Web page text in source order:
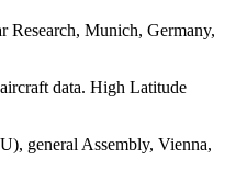
Research, Munich, Germany,
data. High Latitude
general Assembly, Vienna,